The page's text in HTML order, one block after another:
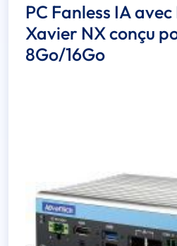
PC Fanless IA
Xavier NX conçu
8Go/16Go